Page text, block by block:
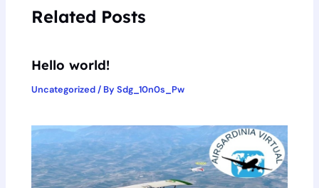
Related Posts
Hello world!
Uncategorized/ BySdg_10n0s_Pw